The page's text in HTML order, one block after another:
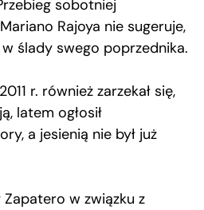
sobotniej
Rajoya nie sugeruje,
ślady swego poprzednika.
r. również zarzekał się,
latem ogłosił
a jesienią nie był już
w związku z